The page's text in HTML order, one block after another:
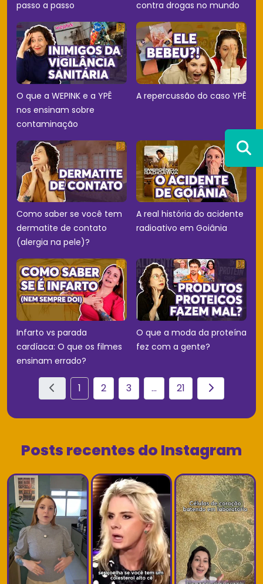
passo a passo contra drogas no mundo
O que a WEPINK e a YPÊ
nos ensinam sobre
contaminação
A repercussão do caso YPÊ
Como saber se você tem
dermatite de contato
(alergia na pele)?
A real história do acidente
radioativo em Goiânia
Infarto vs parada
cardíaca: O que os filmes
ensinam errado?
O que a moda da proteína
fez com a gente?
1 2 3 ... 21
Posts recentes do Instagram